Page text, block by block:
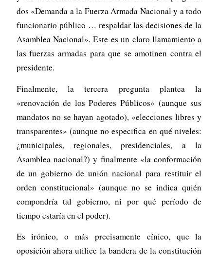
dos «Demanda a la Fuerza Armada Nacional y a todo
funcionario público … respaldar las decisiones de la
Asamblea Nacional». Este es un claro llamamiento a
las fuerzas armadas para que se amotinen contra el
presidente.
Finalmente, la tercera pregunta plantea la
«renovación de los Poderes Públicos» (aunque sus
mandatos no se hayan agotado), «elecciones libres y
transparentes» (aunque no especifica en qué niveles:
¿municipales, regionales, presidenciales, a la
Asamblea nacional?) y finalmente «la conformación
de un gobierno de unión nacional para restituir el
orden constitucional» (aunque no se indica quién
compondría tal gobierno, ni por qué período de
tiempo estaría en el poder).
Es irónico, o más precisamente cínico, que la
oposición ahora utilice la bandera de la constitución